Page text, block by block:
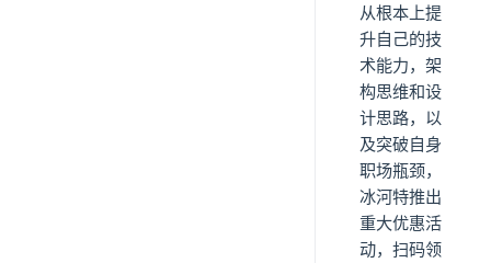
从根本上提
升自己的技
术能力，架
构思维和设
计思路，以
及突破自身
职场瓶颈，
冰河特推出
重大优惠活
动，扫码领